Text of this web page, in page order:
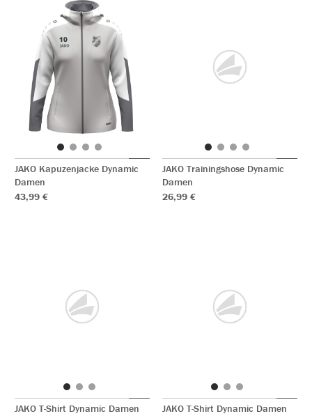
JAKO Kapuzenjacke Dynamic
Damen
43,99 €
JAKO Trainingshose Dynamic
Damen
26,99 €
JAKO T-Shirt Dynamic Damen
JAKO T-Shirt Dynamic Damen